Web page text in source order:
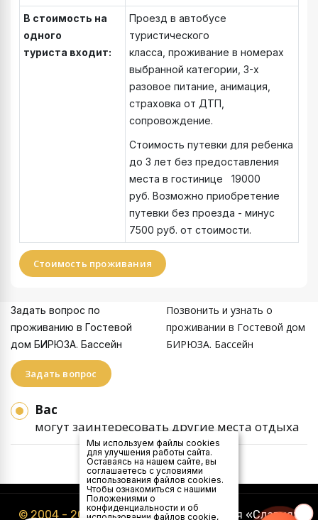
В стоимость на
одного
туриста входит:
Проезд в автобусе
туристического
класса, проживание в номерах
выбранной категории, 3-х
разовое питание, анимация,
страховка от ДТП,
сопровождение.
Стоимость путевки для ребенка
до 3 лет без предоставления
места в гостинице 19000
руб. Возможно приобретение
путевки без проезда - минус
7500 руб. от стоимости.
Стоимость проживания
Задать вопрос по
проживанию в Гостевой
дом БИРЮЗА. Бассейн
Задать вопрос
Позвонить и узнать о
проживании в Гостевой дом
БИРЮЗА. Бассейн
Вас
могут заинтересовать другие места отдыха
© 2004 - 2026 Туристическая компания «Славия»
Мы используем файлы cookies
для улучшения работы сайта.
Оставаясь на нашем сайте, вы
соглашаетесь с условиями
использования файлов cookies.
Чтобы ознакомиться с нашими
Положениями о
конфиденциальности и об
использовании файлов cookie,